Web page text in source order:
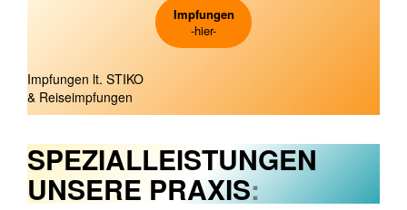
Impfungen
-hier-
Impfungen lt. STIKO
& Reiseimpfungen
SPEZIALLEISTUNGEN
UNSERE PRAXIS: